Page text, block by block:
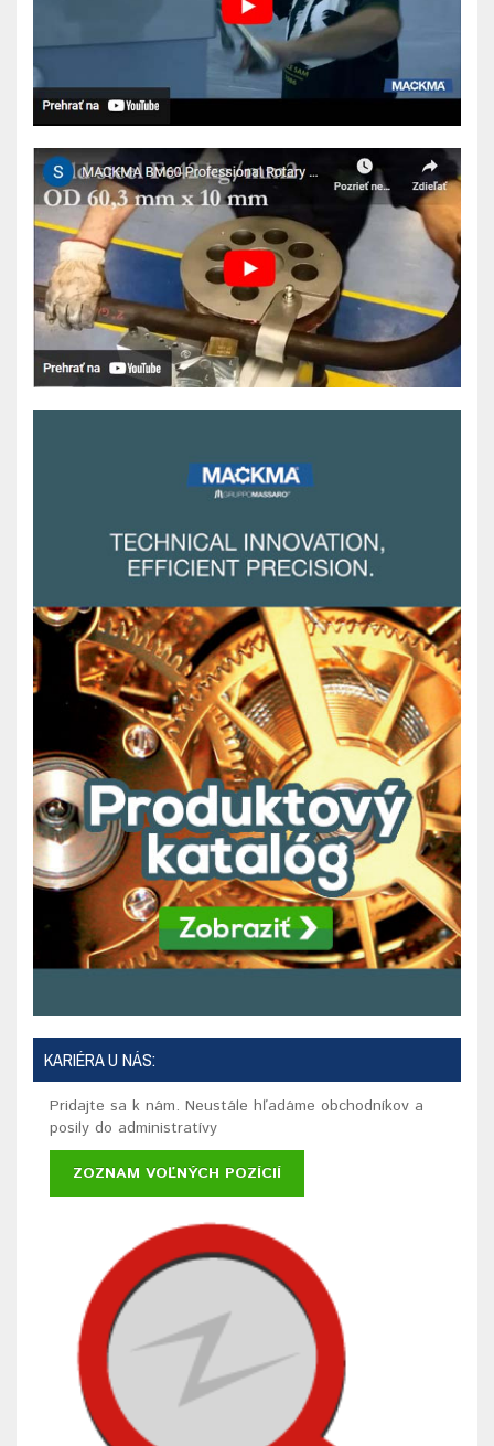
KARIÉRA U NÁS:
Pridajte sa k nám. Neustále hľadáme obchodníkov a
posily do administratívy
ZOZNAM VOĽNÝCH POZÍCIÍ